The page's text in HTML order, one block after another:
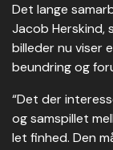
Det lange
Jacob Herskind,
billeder nu viser
beundring og
“Det der
og samspillet
let finhed. Den